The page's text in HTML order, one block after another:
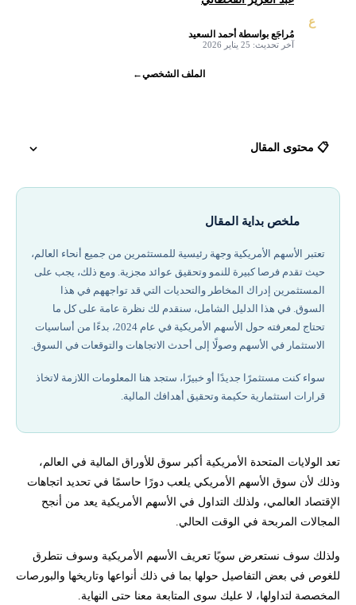
ع
مُراجَع بواسطة أحمد السعيد
آخر تحديث: 25 يناير 2026
الملف الشخصي←
📋 محتوى المقال
خطوات تداول الأسهم الأمريكية:
مؤشرات الأسهم الأمريكية
بورصات تداول الأسهم الأمريكية
هل تريد المساعدة في بدء التداول على الأسهم الأمريكية؟
ملخص بداية المقال
تعتبر الأسهم الأمريكية وجهة رئيسية للمستثمرين من جميع أنحاء العالم،
حيث تقدم فرصا كبيرة للنمو وتحقيق عوائد مجزية. ومع ذلك، يجب على
المستثمرين إدراك المخاطر والتحديات التي قد تواجههم في هذا
السوق. في هذا الدليل الشامل، سنقدم لك نظرة عامة على كل ما
تحتاج لمعرفته حول الأسهم الأمريكية في عام 2024، بدءًا من أساسيات
الاستثمار في الأسهم وصولًا إلى أحدث الاتجاهات والتوقعات في السوق.
سواء كنت مستثمرًا جديدًا أو خبيرًا، ستجد هنا المعلومات اللازمة لاتخاذ
قرارات استثمارية حكيمة وتحقيق أهدافك المالية.
تعد الولايات المتحدة الأمريكية أكبر سوق للأوراق المالية في العالم،
وذلك لأن سوق الأسهم الأمريكي يلعب دورًا حاسمًا في تحديد اتجاهات
الإقتصاد العالمي، ولذلك التداول في الأسهم الأمريكية يعد من أنجح
المجالات المربحة في الوقت الحالي.
ولذلك سوف نستعرض سويًا تعريف الأسهم الأمريكية وسوف نتطرق
للغوص في بعض التفاصيل حولها بما في ذلك أنواعها وتاريخها والبورصات
المخصصة لتداولها، لا عليك سوى المتابعة معنا حتى النهاية.